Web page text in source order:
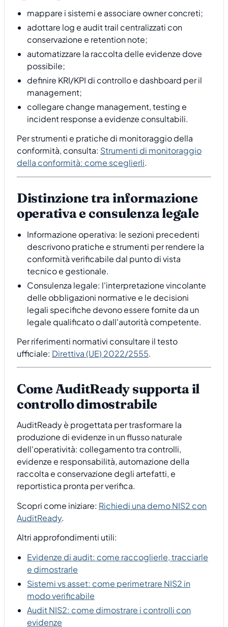
mappare i sistemi e associare owner concreti;
adottare log e audit trail centralizzati con
conservazione e retention note;
automatizzare la raccolta delle evidenze dove
possibile;
definire KRI/KPI di controllo e dashboard per il
management;
collegare change management, testing e
incident response a evidenze consultabili.
Per strumenti e pratiche di monitoraggio della
conformità, consulta: Strumenti di monitoraggio
della conformità: come sceglierli.
Distinzione tra informazione
operativa e consulenza legale
Informazione operativa: le sezioni precedenti
descrivono pratiche e strumenti per rendere la
conformità verificabile dal punto di vista
tecnico e gestionale.
Consulenza legale: l'interpretazione vincolante
delle obbligazioni normative e le decisioni
legali specifiche devono essere fornite da un
legale qualificato o dall'autorità competente.
Per riferimenti normativi consultare il testo
ufficiale: Direttiva (UE) 2022/2555.
Come AuditReady supporta il
controllo dimostrabile
AuditReady è progettata per trasformare la
produzione di evidenze in un flusso naturale
dell'operatività: collegamento tra controlli,
evidenze e responsabilità, automazione della
raccolta e conservazione degli artefatti, e
reportistica pronta per verifica.
Scopri come iniziare: Richiedi una demo NIS2 con
AuditReady.
Altri approfondimenti utili:
Evidenze di audit: come raccoglierle, tracciarle
e dimostrarle
Sistemi vs asset: come perimetrare NIS2 in
modo verificabile
Audit NIS2: come dimostrare i controlli con
evidenze